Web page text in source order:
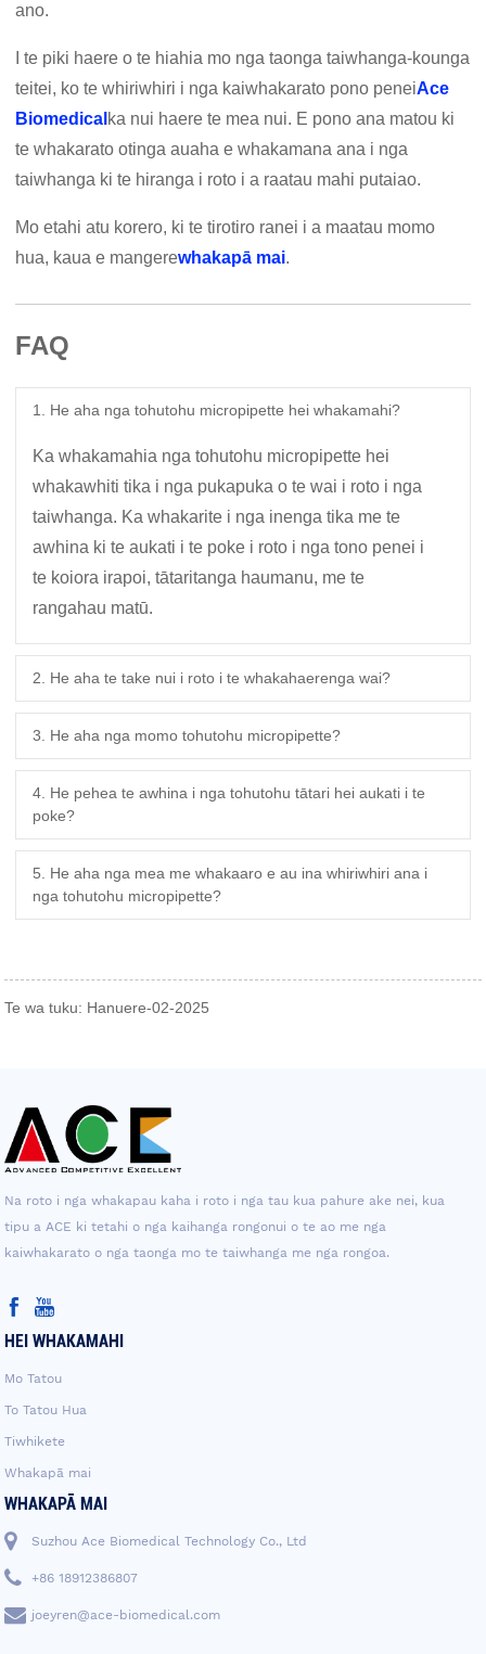
ano.
I te piki haere o te hiahia mo nga taonga taiwhanga-kounga
teitei, ko te whiriwhiri i nga kaiwhakarato pono peneiAce
Biomedical ka nui haere te mea nui. E pono ana matou ki
te whakarato otinga auaha e whakamana ana i nga
taiwhanga ki te hiranga i roto i a raatau mahi putaiao.
Mo etahi atu korero, ki te tirotiro ranei i a maatau momo
hua, kaua e mangerewhakapā mai.
FAQ
1. He aha nga tohutohu micropipette hei whakamahi?
Ka whakamahia nga tohutohu micropipette hei
whakawhiti tika i nga pukapuka o te wai i roto i nga
taiwhanga. Ka whakarite i nga inenga tika me te
awhina ki te aukati i te poke i roto i nga tono penei i
te koiora irapoi, tātaritanga haumanu, me te
rangahau matū.
2. He aha te take nui i roto i te whakahaerenga wai?
3. He aha nga momo tohutohu micropipette?
4. He pehea te awhina i nga tohutohu tātari hei aukati i te
poke?
5. He aha nga mea me whakaaro e au ina whiriwhiri ana i
nga tohutohu micropipette?
Te wa tuku: Hanuere-02-2025
Na roto i nga whakapau kaha i roto i nga tau kua pahure ake nei, kua
tipu a ACE ki tetahi o nga kaihanga rongonui o te ao me nga
kaiwhakarato o nga taonga mo te taiwhanga me nga rongoa.
HEI WHAKAMAHI
Mo Tatou
To Tatou Hua
Tiwhikete
Whakapā mai
WHAKAPĀ MAI
Suzhou Ace Biomedical Technology Co., Ltd
+86 18912386807
joeyren@ace-biomedical.com